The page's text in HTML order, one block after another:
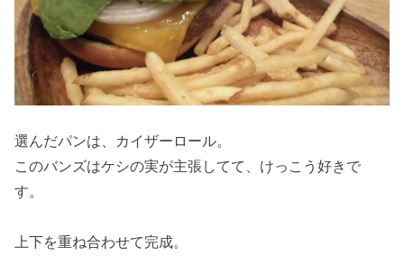
選んだパンは、カイザーロール。
このバンズはケシの実が主張してて、けっこう好きで
す。
上下を重ね合わせて完成。